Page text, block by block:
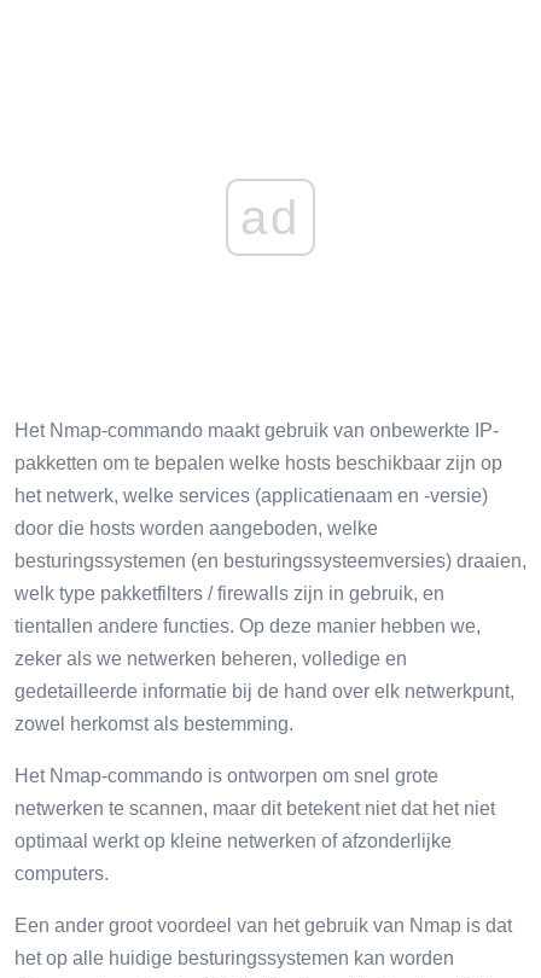
ad
Het Nmap-commando maakt gebruik van onbewerkte IP-
pakketten om te bepalen welke hosts beschikbaar zijn op
het netwerk, welke services (applicatienaam en -versie)
door die hosts worden aangeboden, welke
besturingssystemen (en besturingssysteemversies) draaien,
welk type pakketfilters / firewalls zijn in gebruik, en
tientallen andere functies. Op deze manier hebben we,
zeker als we netwerken beheren, volledige en
gedetailleerde informatie bij de hand over elk netwerkpunt,
zowel herkomst als bestemming.
Het Nmap-commando is ontworpen om snel grote
netwerken te scannen, maar dit betekent niet dat het niet
optimaal werkt op kleine netwerken of afzonderlijke
computers.
Een ander groot voordeel van het gebruik van Nmap is dat
het op alle huidige besturingssystemen kan worden